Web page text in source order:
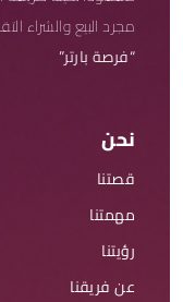
مجرد البيع والشراء
“فرصة بارتر”
نحن
قصتنا
مهمتنا
رؤيتنا
عن فريقنا